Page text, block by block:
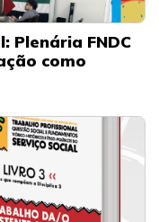
Plenária FNDC
como